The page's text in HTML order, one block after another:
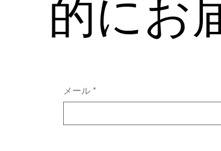
的にお
メール *